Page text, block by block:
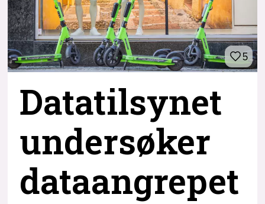
5
Datatilsynet
undersøker
dataangrepet